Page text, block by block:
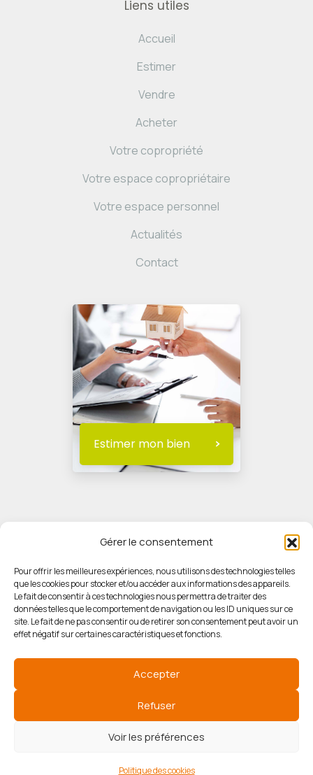
Gérer le consentement
Pour offrir les meilleures expériences, nous utilisons des technologies telles
que les cookies pour stocker et/ou accéder aux informations des appareils.
Le fait de consentir à ces technologies nous permettra de traiter des
données telles que le comportement de navigation ou les ID uniques sur ce
site. Le fait de ne pas consentir ou de retirer son consentement peut avoir un
effet négatif sur certaines caractéristiques et fonctions.
Accepter
Refuser
Voir les préférences
Politique des cookies
Liens utiles
Accueil
Estimer
Vendre
Acheter
Votre copropriété
Votre espace copropriétaire
Votre espace personnel
Actualités
Contact
Estimer mon bien
© HORIZON IMMOBILIER
Mentions légales
Politique des cookies